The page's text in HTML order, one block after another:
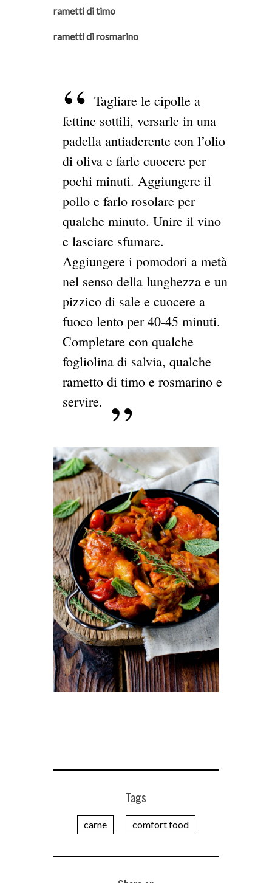
rametti di timo
rametti di rosmarino
Tagliare le cipolle a
fettine sottili, versarle in una
padella antiaderente con l’olio
di oliva e farle cuocere per
pochi minuti. Aggiungere il
pollo e farlo rosolare per
qualche minuto. Unire il vino
e lasciare sfumare.
Aggiungere i pomodori a metà
nel senso della lunghezza e un
pizzico di sale e cuocere a
fuoco lento per 40-45 minuti.
Completare con qualche
fogliolina di salvia, qualche
rametto di timo e rosmarino e
servire.
Tags
carne comfort food